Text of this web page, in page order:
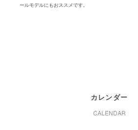
ールモデルにもおススメです。
カレンダー
CALENDAR